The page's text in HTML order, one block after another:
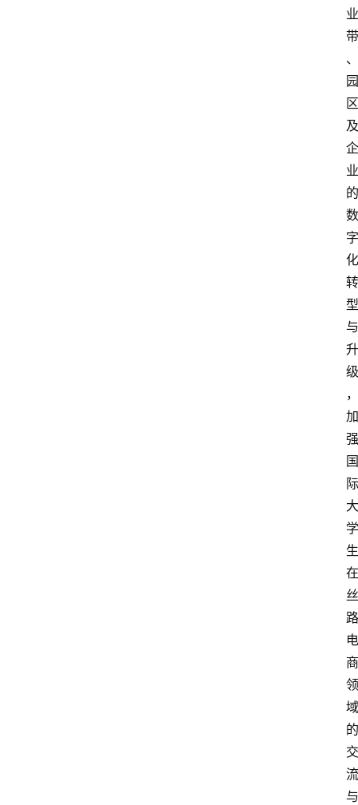
业
带
、
园
区
及
企
业
的
数
字
化
转
型
与
升
级
，
加
强
国
际
大
学
生
在
丝
路
电
商
领
域
的
交
流
与